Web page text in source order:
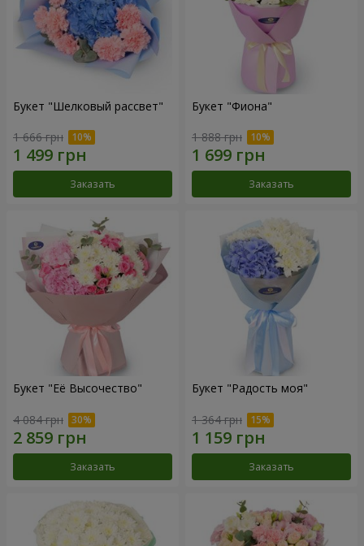
Букет "Шелковый рассвет"
1 666 грн
Заказать
Букет "Фиона"
1 888 грн
Заказать
Букет "Её Высочество"
4 084 грн
Заказать
Букет "Радость моя"
1 364 грн
Заказать